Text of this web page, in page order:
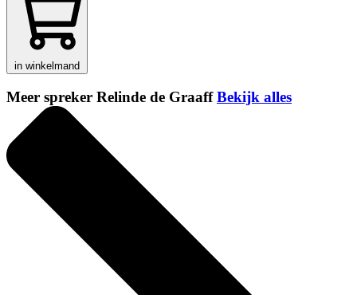
in winkelmand
Meer spreker Relinde de GraaffBekijk alles